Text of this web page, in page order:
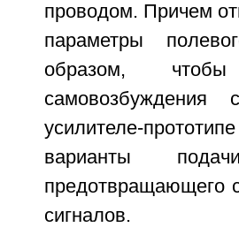
проводом. Причем
параметры
образом,
усилителе-
варианты
предотвращающего
сигналов.